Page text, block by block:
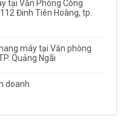
tại Văn Phòng Công
Đinh Tiên Hoàng, tp.
máy tại Văn phòng
Quảng Ngãi
doanh